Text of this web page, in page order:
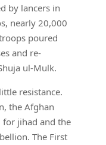
by lancers in
nearly 20,000
poured
and re-
ul-Mulk.
resistance.
the Afghan
for jihad and the
The First